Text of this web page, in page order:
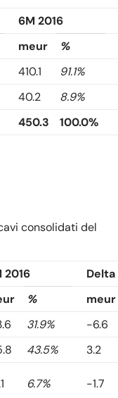
6M 2016
meur
%
410.1
91.1%
40.2
8.9%
450.3 100.0%
consolidati del
2016
Delta
%
meur
31.9%
-6.6
43.5%
3.2
6.7% -1.7